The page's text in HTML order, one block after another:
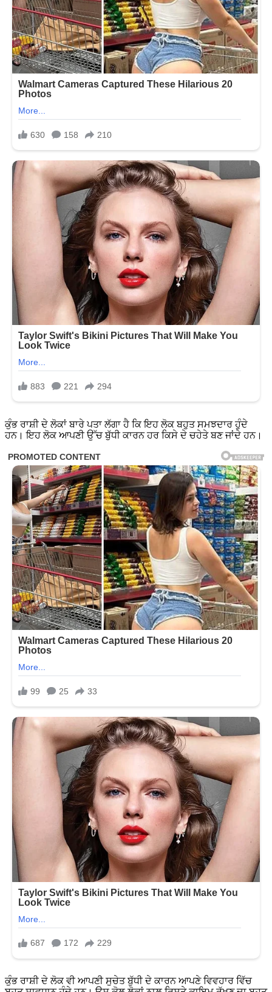
ਕੁੰਭ ਰਾਸ਼ੀ ਦੇ ਲੋਕਾਂ ਬਾਰੇ ਪਤਾ ਲੱਗਾ ਹੈ ਕਿ ਇਹ ਲੋਕ ਬਹੁਤ ਸਮਝਦਾਰ ਹੁੰਦੇ
ਹਨ। ਇਹ ਲੋਕ ਆਪਣੀ ਉੱਚ ਬੁੱਧੀ ਕਾਰਨ ਹਰ ਕਿਸੇ ਦੇ ਚਹੇਤੇ ਬਣ ਜਾਂਦੇ ਹਨ।
ਕੁੰਭ ਰਾਸ਼ੀ ਦੇ ਲੋਕ ਵੀ ਆਪਣੀ ਸੁਚੇਤ ਬੁੱਧੀ ਦੇ ਕਾਰਨ ਆਪਣੇ ਵਿਵਹਾਰ ਵਿੱਚ